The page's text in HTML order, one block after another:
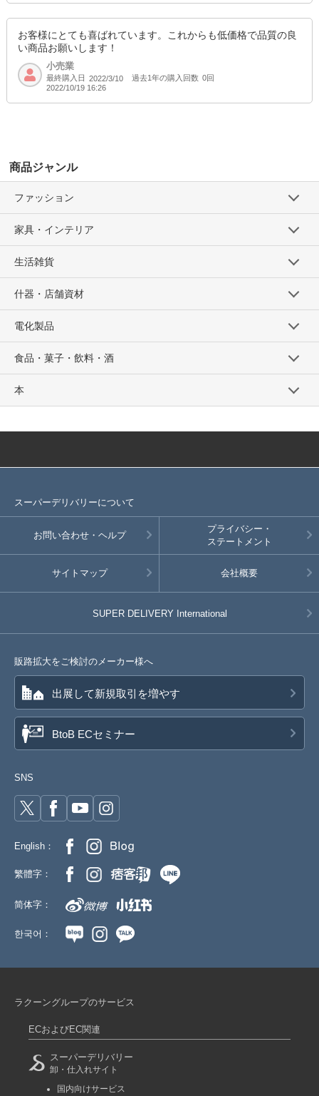
SOLD OUT
SD品番：12484958S24 / メーカー品番：24249-blk-280
お客様にとても喜ばれています。これからも低価格で品質の良
い商品お願いします！
小売業
最終購入日 2022/3/10 過去1年の購入回数 0回
2022/10/19 16:26
商品ジャンル
ファッション
家具・インテリア
生活雑貨
什器・店舗資材
電化製品
食品・菓子・飲料・酒
本
スーパーデリバリーについて
お問い合わせ・ヘルプ
プライバシー・
ステートメント
サイトマップ 会社概要
SUPER DELIVERY International
販路拡大をご検討のメーカー様へ
出展して新規取引を増やす
BtoB ECセミナー
SNS
English：
繁體字：
简体字：
한국어：
ラクーングループのサービス
ECおよびEC関連
スーパーデリバリー
卸・仕入れサイト
国内向けサービス